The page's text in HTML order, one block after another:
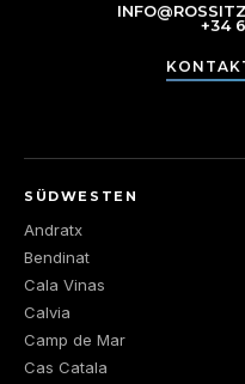
+34
SÜDWESTEN
Andratx
Bendinat
Cala Vinas
Calvia
Camp de Mar
Cas Catala